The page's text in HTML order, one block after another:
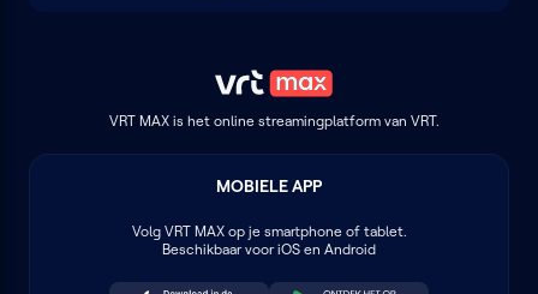
VRT MAX is het online streamingplatform van VRT.
MOBIELE APP
Volg VRT MAXop je smartphone of tablet.
Beschikbaar voor iOS en Android